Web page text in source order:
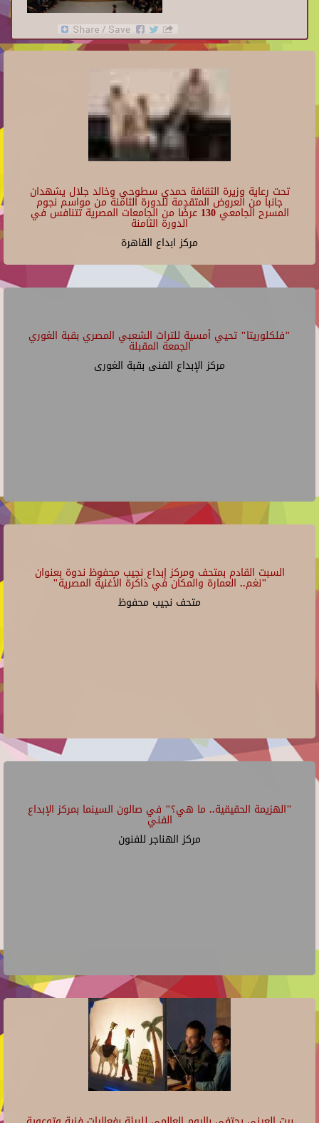
تحت رعاية وزيرة الثقافة حمدي سطوحي وخالد جلال يشهدان
جانبا من العروض المتقدمة للدورة الثامنة من مواسم نجوم
المسرح الجامعي 130 عرضًا من الجامعات المصرية تتنافس في
الدورة الثامنة
مركز ابداع القاهرة
"فلكلوريتا" تحيي أمسية للتراث الشعبي المصري بقبة الغوري
الجمعة المقبلة
مركز الإبداع الفنى بقبة الغورى
السبت القادم بمتحف ومركز إبداع نجيب محفوظ ندوة بعنوان
"نغم.. العمارة والمكان في ذاكرة الأغنية المصرية"
متحف نجيب محفوظ
"الهزيمة الحقيقية.. ما هي؟" في صالون السينما بمركز الإبداع
الفني
مركز الهناجر للفنون